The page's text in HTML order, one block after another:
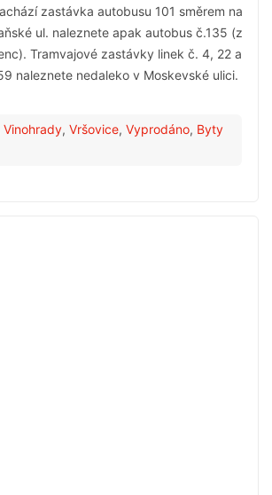
zastávka autobusu 101 směrem na
ul. naleznete apak autobus č.135 (z
Tramvajové zastávky linek č. 4, 22 a
naleznete nedaleko v Moskevské ulici.
Vinohrady, Vršovice, Vyprodáno, Byty